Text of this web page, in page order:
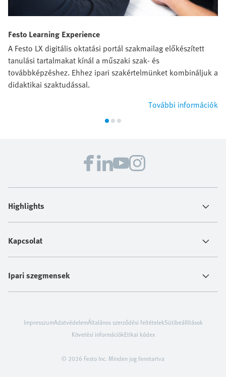
Festo Learning Experience
A Festo LX digitális oktatási portál szakmailag előkészített
tanulási tartalmakat kínál a műszaki szak- és
továbbképzéshez. Ehhez ipari szakértelmünket kombináljuk a
didaktikai szaktudással.
További információk
Highlights
Kapcsolat
Ipari szegmensek
© 2026 Festo Inc. Minden jog fenntartva
ImpresszumAdatvédelemÁltalános szerződési feltételekSütibeállítások
Követési információkEtikai kódex